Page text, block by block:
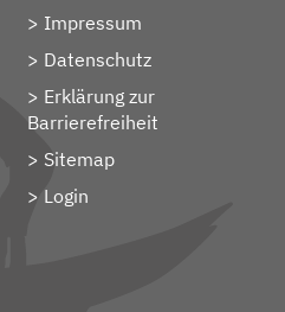
Impressum
Datenschutz
Erklärung zur
Barrierefreiheit
Sitemap
> Login